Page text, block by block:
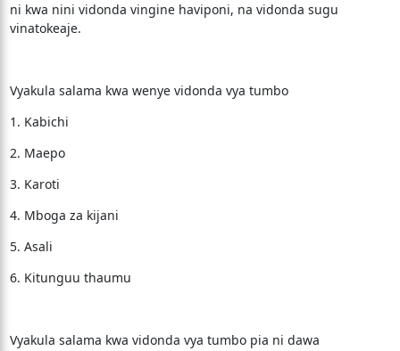
ni kwa nini vidonda vingine haviponi, na vidonda sugu
vinatokeaje.
Vyakula salama kwa wenye vidonda vya tumbo
1. Kabichi
2. Maepo
3. Karoti
4. Mboga za kijani
5. Asali
6. Kitunguu thaumu
Vyakula salama kwa vidonda vya tumbo pia ni dawa